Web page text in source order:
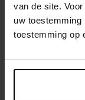
van de site.
uw toestemming
toestemming op
Beschrijving